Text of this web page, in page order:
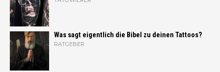
Was sagt eigentlich die Bibel zu deinen Tattoos?
RATGEBER